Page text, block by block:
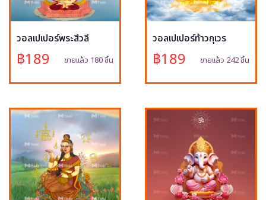
วอลเปเปอร์พระสีวลี
฿189 ขายแล้ว 180 ชิ้น
วอลเปเปอร์ท้าวกุเวร
฿189 ขายแล้ว 242 ชิ้น